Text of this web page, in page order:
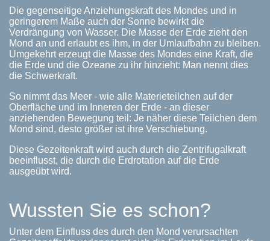
Die gegenseitige Anziehungskraft des Mondes und in
geringerem Maße auch der Sonne bewirkt die
Verdrängung von Wasser. Die Masse der Erde zieht den
Mond an und erlaubt es ihm, in der Umlaufbahn zu bleiben.
Umgekehrt erzeugt die Masse des Mondes eine Kraft, die
die Erde und die Ozeane zu ihr hinzieht: Man nennt dies
die Schwerkraft.
So nimmt das Meer - wie alle Materieteilchen auf der
Oberfläche und im Inneren der Erde - an dieser
anziehenden Bewegung teil: Je näher diese Teilchen dem
Mond sind, desto größer ist ihre Verschiebung.
Diese Gezeitenkraft wird auch durch die Zentrifugalkraft
beeinflusst, die durch die Erdrotation auf die Erde
ausgeübt wird.
Wussten Sie es schon?
Unter dem Einfluss des durch den Mond verursachten